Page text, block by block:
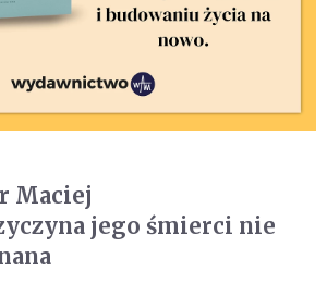
Maciej
jego śmierci nie